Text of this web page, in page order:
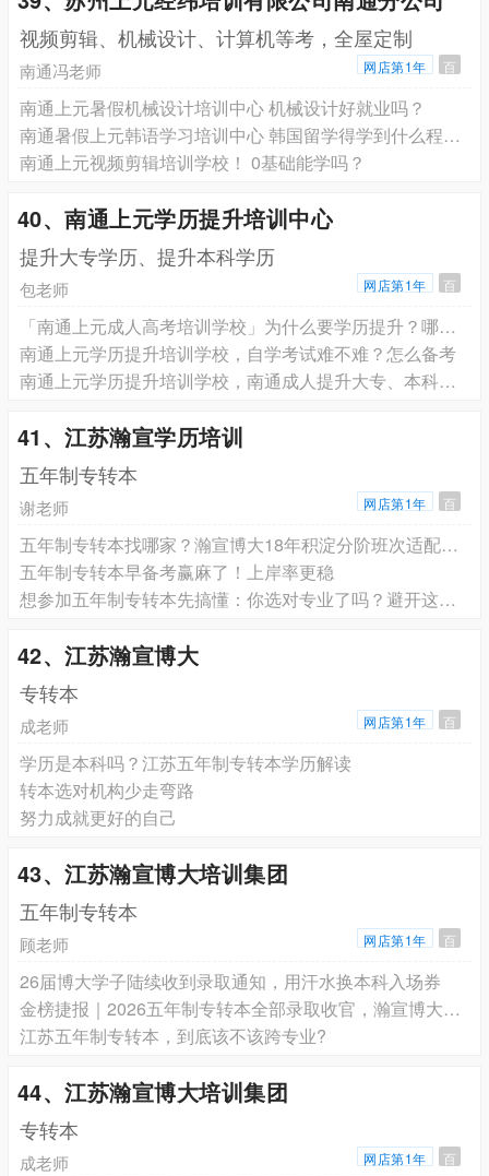
视频剪辑、机械设计、计算机等考，全屋定制
南通冯老师 网店第1年 百
南通上元暑假机械设计培训中心 机械设计好就业吗？
南通暑假上元韩语学习培训中心 韩国留学得学到什么程度？
南通上元视频剪辑培训学校！ 0基础能学吗？
40、南通上元学历提升培训中心
提升大专学历、提升本科学历
包老师 网店第1年 百
「南通上元成人高考培训学校」为什么要学历提升？哪家靠谱？
南通上元学历提升培训学校，自学考试难不难？怎么备考
南通上元学历提升培训学校，南通成人提升大专、本科培训班有用吗
41、江苏瀚宣学历培训
五年制专转本
谢老师 网店第1年 百
五年制专转本找哪家？瀚宣博大18年积淀分阶班次适配不同基础
五年制专转本早备考赢麻了！上岸率更稳
想参加五年制专转本先搞懂：你选对专业了吗？避开这些坑了吗
42、江苏瀚宣博大
专转本
成老师 网店第1年 百
学历是本科吗？江苏五年制专转本学历解读
转本选对机构少走弯路
努力成就更好的自己
43、江苏瀚宣博大培训集团
五年制专转本
顾老师 网店第1年 百
26届博大学子陆续收到录取通知，用汗水换本科入场券
金榜捷报｜2026五年制专转本全部录取收官，瀚宣博大高分扎堆、录取再创历史新高
江苏五年制专转本，到底该不该跨专业?
44、江苏瀚宣博大培训集团
专转本
成老师 网店第1年 百